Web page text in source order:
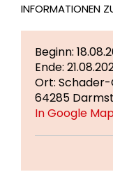
INFORMATIONEN
Beginn:
Ende:
Ort:
64285
In Google